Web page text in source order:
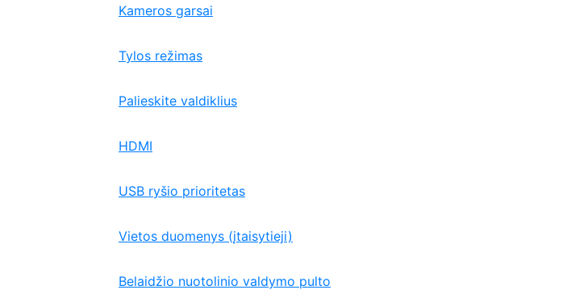
Kameros garsai
Tylos režimas
Palieskite valdiklius
HDMI
USB ryšio prioritetas
Vietos duomenys (įtaisytieji)
Belaidžio nuotolinio valdymo pulto